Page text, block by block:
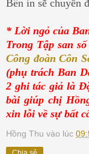
Bên in sẽ chuyển
* Lời ngỏ của
Trong Tập san
Công đoàn Côn
(phụ trách Ban
2 ghi tác giả là
bài giúp chị
xin lỗi về sự bất
Hồng Thu vào lúc